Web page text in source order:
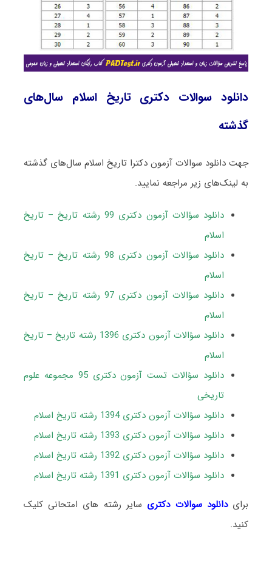
دانلود سوالات دکتری تاریخ اسلام سال‌های
گذشته
جهت دانلود سوالات آزمون دکترا تاریخ اسلام سال‌های گذشته
به لینک‌های زیر مراجعه نمایید.
دانلود سؤالات آزمون دکتری 99 رشته تاریخ – تاریخ
اسلام
دانلود سؤالات آزمون دکتری 98 رشته تاریخ – تاریخ
اسلام
دانلود سؤالات آزمون دکتری 97 رشته تاریخ – تاریخ
اسلام
دانلود سؤالات آزمون دکتری 1396 رشته تاریخ – تاریخ
اسلام
دانلود سؤالات تست آزمون دکتری 95 مجموعه علوم
تاریخی
دانلود سؤالات آزمون دکتری 1394 رشته تاریخ اسلام
دانلود سؤالات آزمون دکتری 1393 رشته تاریخ اسلام
دانلود سؤالات آزمون دکتری 1392 رشته تاریخ اسلام
دانلود سؤالات آزمون دکتری 1391 رشته تاریخ اسلام
برایدانلود سوالات دکتری سایر رشته های امتحانی کلیک
کنید.